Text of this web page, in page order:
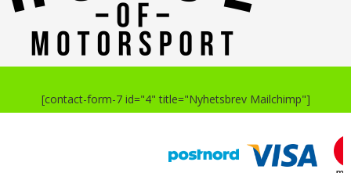
[contact-form-7 id="4" title="Nyhetsbrev Mailchimp"]